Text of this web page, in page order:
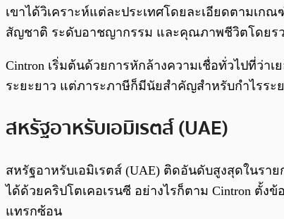
เขาได้วิเคราะห์แต่ละประเทศโดยละเอียดตามเ
สัญชาติ ระดับอาชญากรรม และคุณภาพชีวิตโดยร
Cintron เริ่มต้นด้วยการหักล้างความเชื่อทั่วไปที่ว่
ระยะยาว แต่ภาระภาษีก็มีนัยสำคัญสำหรับกำไรระ
สหรัฐอาหรับเอมิเรตส์ (UAE)
สหรัฐอาหรับเอมิเรตส์ (UAE) ติดอันดับสูงสุดในร
ได้ด้วยคริปโตเคอเรนซี อย่างไรก็ตาม Cintron ตั้ง
แทรกซ้อน